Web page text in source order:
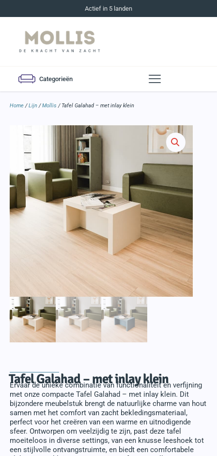
Actief in 5 landen
Categorieën
Home /Lijn /Mollis / Tafel Galahad – met inlay klein
Tafel Galahad – met inlay klein
Ervaar de unieke combinatie van functionaliteit en verfijning
met onze compacte Tafel Galahad – met inlay klein. Dit
bijzondere meubelstuk brengt de natuurlijke charme van hout
samen met het comfort van zacht bekledingsmateriaal,
perfect voor het creëren van een warme en uitnodigende
sfeer. Ontworpen om veelzijdig te zijn, past deze tafel
moeiteloos in diverse settings, van een knusse leeshoek tot
een stijlvolle ontvangstruimte, en biedt een comfortabele